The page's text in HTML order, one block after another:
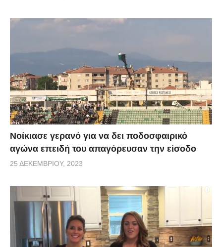
Νοίκιασε γερανό για να δει ποδοσφαιρικό
αγώνα επειδή του απαγόρευσαν την είσοδο
25 ΔΕΚΕΜΒΡΊΟΥ, 2023